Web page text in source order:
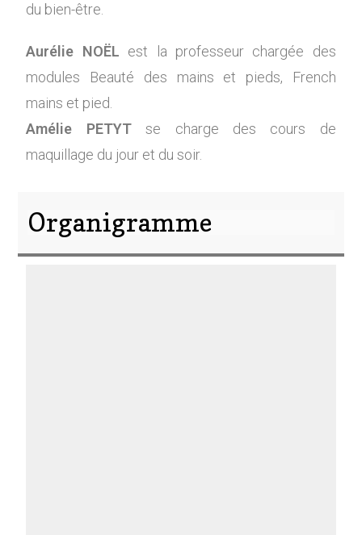
du bien-être.
Aurélie NOËL est la professeur chargée des
modules Beauté des mains et pieds, French
mains et pied.
Amélie PETYTse charge des cours de
maquillage du jour et du soir.
Organigramme